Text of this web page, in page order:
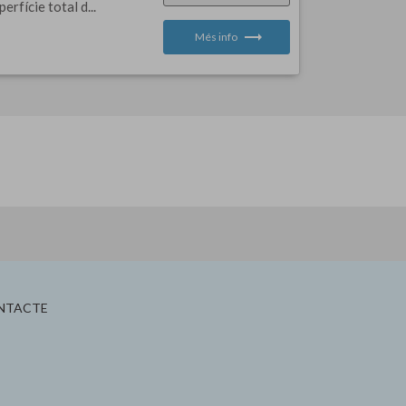
total d...
Més info trending_flat